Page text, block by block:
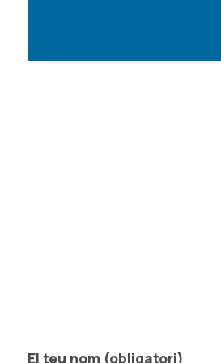
El teu nom (obligatori)